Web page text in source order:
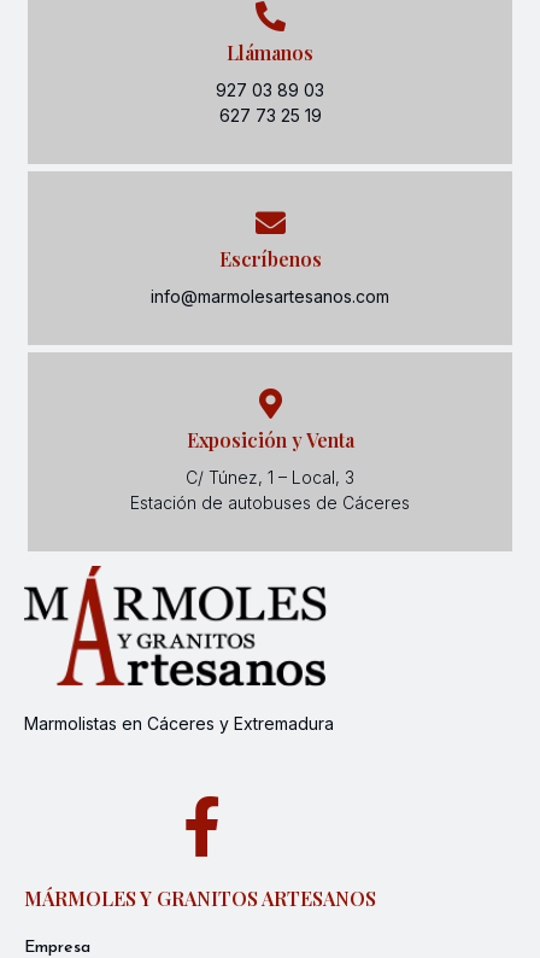
Llámanos
927 03 89 03
627 73 25 19
Escríbenos
info@marmolesartesanos.com
Exposición y Venta
C/ Túnez, 1 – Local, 3
Estación de autobuses de Cáceres
Marmolistas en Cáceres y Extremadura
MÁRMOLES Y GRANITOS ARTESANOS
Empresa